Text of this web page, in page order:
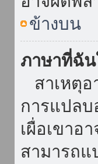
ข้างบน
ภาษาที่ฉัน
สาเหตุอ
การแปลบ
เผื่อเขาอ
สามารถแ